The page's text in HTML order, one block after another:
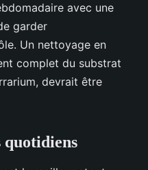
avec une
garder
Un nettoyage en
complet du substrat
devrait être
quotidiens